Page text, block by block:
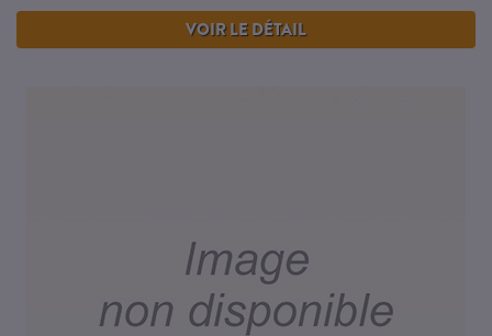
VOIR LE DÉTAIL